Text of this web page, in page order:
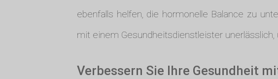
ebenfalls helfen, die hormonelle Balance zu
mit einem Gesundheitsdienstleister
Verbessern Sie Ihre Gesundheit